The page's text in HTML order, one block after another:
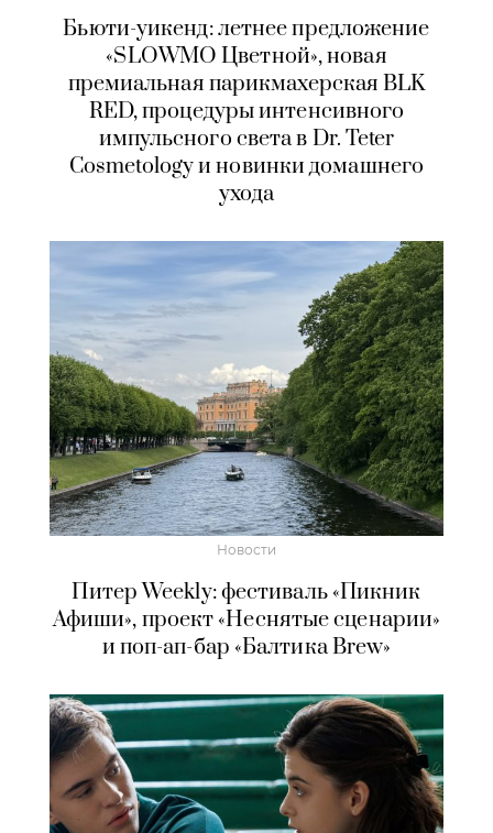
Бьюти-уикенд: летнее предложение
«SLOWMO Цветной», новая
премиальная парикмахерская BLK
RED, процедуры интенсивного
импульсного света в Dr. Teter
Cosmetology и новинки домашнего
ухода
Новости
Питер Weekly: фестиваль «Пикник
Афиши», проект «Неснятые сценарии»
и поп-ап-бар «Балтика Brew»